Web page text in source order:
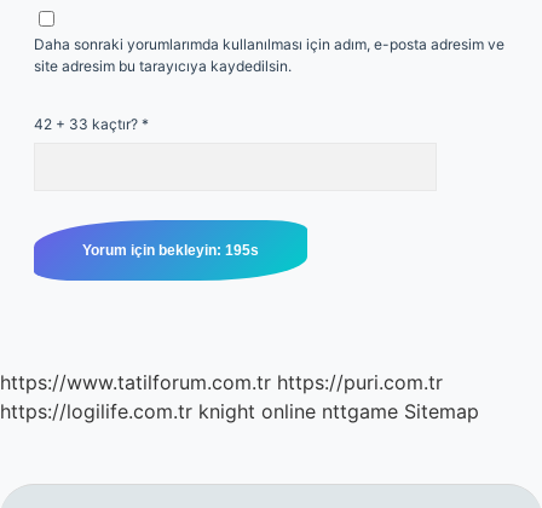
Daha sonraki yorumlarımda kullanılması için adım, e-posta adresim ve
site adresim bu tarayıcıya kaydedilsin.
42 + 33 kaçtır? *
https://www.tatilforum.com.tr https://puri.com.tr
https://logilife.com.tr knight online nttgame Sitemap